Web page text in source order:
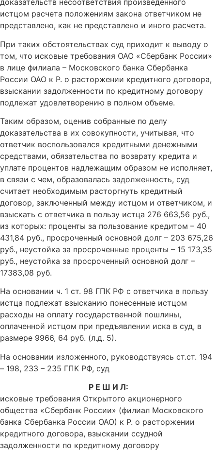
доказательств несоответствия произведенного
истцом расчета положениям закона ответчиком не
представлено, как не представлено и иного расчета.
При таких обстоятельствах суд приходит к выводу о
том, что исковые требования ОАО «Сбербанк России»
в лице филиала – Московского банка Сбербанка
России ОАО к Р. о расторжении кредитного договора,
взыскании задолженности по кредитному договору
подлежат удовлетворению в полном объеме.
Таким образом, оценив собранные по делу
доказательства в их совокупности, учитывая, что
ответчик воспользовался кредитными денежными
средствами, обязательства по возврату кредита и
уплате процентов надлежащим образом не исполняет,
в связи с чем, образовалась задолженность, суд
считает необходимым расторгнуть кредитный
договор, заключенный между истцом и ответчиком, и
взыскать с ответчика в пользу истца 276 663,56 руб.,
из которых: проценты за пользование кредитом – 40
431,84 руб., просроченный основной долг – 203 675,26
руб., неустойка за просроченные проценты – 15 173,35
руб., неустойка за просроченный основной долг –
17383,08 руб.
На основании ч. 1 ст. 98 ГПК РФ с ответчика в пользу
истца подлежат взысканию понесенные истцом
расходы на оплату государственной пошлины,
оплаченной истцом при предъявлении иска в суд, в
размере 9966, 64 руб. (л.д. 5).
На основании изложенного, руководствуясь ст.ст. 194
– 198, 233 – 235 ГПК РФ, суд
Р Е Ш И Л:
исковые требования Открытого акционерного
общества «Сбербанк России» (филиал Московского
банка Сбербанка России ОАО) к Р. о расторжении
кредитного договора, взыскании ссудной
задолженности по кредитному договору